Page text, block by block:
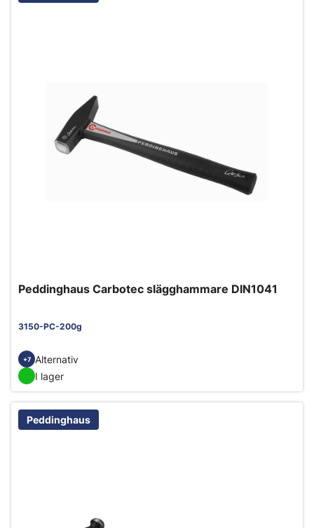
Peddinghaus Carbotec slägghammare DIN1041
3150-PC-200g
+7
Alternativ
I lager
Peddinghaus